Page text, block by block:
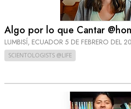
Algo por lo que Cantar
LUMBISÍ, ECUADOR 5 DE FEBRERO DEL
SCIENTOLOGISTS @LIFE